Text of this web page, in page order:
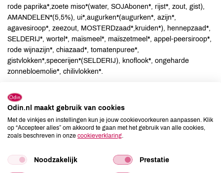
rode paprika*,zoete miso*(water, SOJAbonen*, rijst*, zout, gist),
AMANDELEN*(5,5%), ui*,augurken*(augurken*, azijn*,
agavesiroop*, zeezout, MOSTERDzaad*,kruiden*), hennepzaad*,
SELDERIJ*, wortel*, maïsmeel*, maïszetmeel*, appel-peersiroop*,
rode wijnazijn*, chiazaad*, tomatenpuree*,
gistvlokken*,specerijen*(SELDERIJ), knoflook*, ongeharde
zonnebloemolie*, chilivlokken*.
Allergenen
Aardnoten
niet aanwezig
Ei
kan bevatten
Lactose
kan bevatten
Odin.nl maakt gebruik van cookies
Met de vinkjes en instellingen kun je jouw cookievoorkeuren aanpassen. Klik
op “Accepteer alles” om akkoord te gaan met het gebruik van alle cookies,
zoals beschreven in onze cookieverklaring.
Noodzakelijk Prestatie